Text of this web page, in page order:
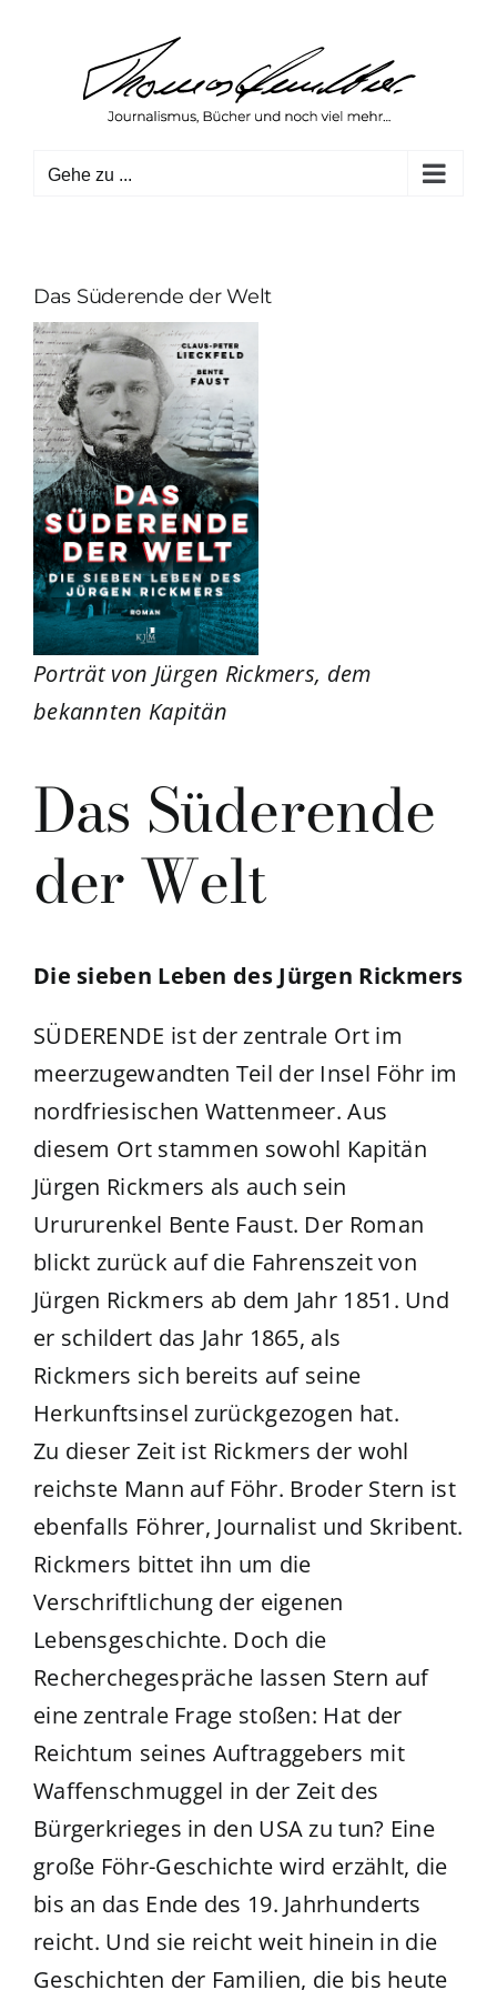
springen
Gehe zu ...
Das Süderende der Welt
Porträt von Jürgen Rickmers, dem
bekannten Kapitän
Das Süderende
der Welt
Die sieben Leben des Jürgen Rickmers
SÜDERENDE ist der zentrale Ort im
meerzugewandten Teil der Insel Föhr im
nordfriesischen Wattenmeer. Aus
diesem Ort stammen sowohl Kapitän
Jürgen Rickmers als auch sein
Urururenkel Bente Faust. Der Roman
blickt zurück auf die Fahrenszeit von
Jürgen Rickmers ab dem Jahr 1851. Und
er schildert das Jahr 1865, als
Rickmers sich bereits auf seine
Herkunftsinsel zurückgezogen hat.
Zu dieser Zeit ist Rickmers der wohl
reichste Mann auf Föhr. Broder Stern ist
ebenfalls Föhrer, Journalist und Skribent.
Rickmers bittet ihn um die
Verschriftlichung der eigenen
Lebensgeschichte. Doch die
Recherchegespräche lassen Stern auf
eine zentrale Frage stoßen: Hat der
Reichtum seines Auftraggebers mit
Waffenschmuggel in der Zeit des
Bürgerkrieges in den USA zu tun? Eine
große Föhr-Geschichte wird erzählt, die
bis an das Ende des 19. Jahrhunderts
reicht. Und sie reicht weit hinein in die
Geschichten der Familien, die bis heute